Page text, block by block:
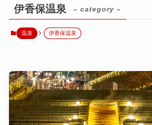
伊香保温泉 – category –
温泉 伊香保温泉